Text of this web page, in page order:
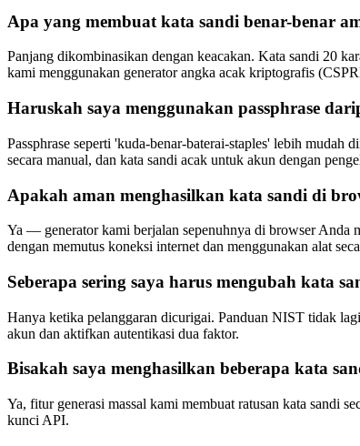
Apa yang membuat kata sandi benar-benar
Panjang dikombinasikan dengan keacakan. Kata sandi 20
kami menggunakan generator angka acak kriptografis
Haruskah saya menggunakan passphrase
Passphrase seperti 'kuda-benar-baterai-staples' lebih
secara manual, dan kata sandi acak untuk akun dengan
Apakah aman menghasilkan kata sandi di
Ya — generator kami berjalan sepenuhnya di browser Anda
dengan memutus koneksi internet dan menggunakan alat
Seberapa sering saya harus mengubah kata
Hanya ketika pelanggaran dicurigai. Panduan NIST tidak
akun dan aktifkan autentikasi dua faktor.
Bisakah saya menghasilkan beberapa kata
Ya, fitur generasi massal kami membuat ratusan kata sandi
kunci API.